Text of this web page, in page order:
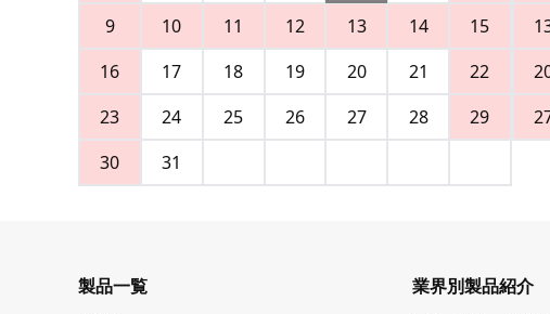
9
10 11 12 13 14
15
16
17 18 19 20 21
22
23
24 25 26 27 28
29
30
31
製品一覧 業界別製品紹介